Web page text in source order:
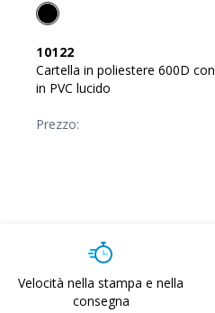
10122
Cartella in poliestere 600D
in PVC lucido
Prezzo:
Velocità nella stampa e nella
consegna